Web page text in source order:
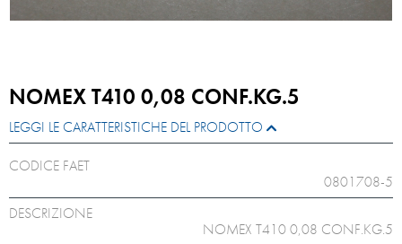
NOMEX T410 0,08 CONF.KG.5
LEGGI LE CARATTERISTICHE DEL PRODOTTO
CODICE FAET
0801708-5
DESCRIZIONE
NOMEX T410 0,08 CONF.KG.5